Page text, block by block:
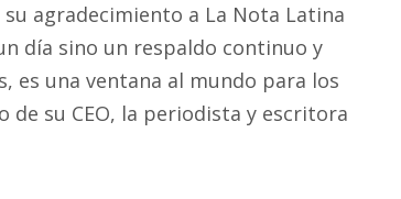
agradecimiento a La Nota Latina
día sino un respaldo continuo y
es una ventana al mundo para los
su CEO, la periodista y escritora